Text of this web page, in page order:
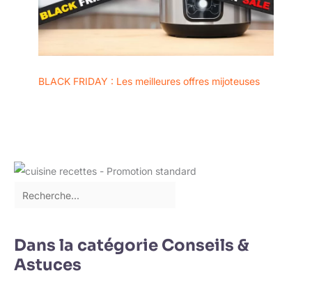
BLACK FRIDAY : Les meilleures offres mijoteuses
Dans la catégorie Conseils &
Astuces